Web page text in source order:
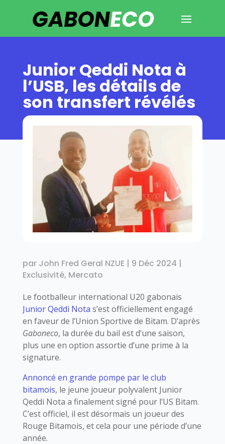
Junior Qeddi Nota à
l’USB, les détails de
son transfert révélés
par John Fred Geral NZUE | 9 Déc 2024 |
Exclusivité, Mercato
Le footballeur international U20 gabonais
Junior Qeddi Nota s’est officiellement engagé
en faveur de l’Union Sportive de Bitam. D’après
Gaboneco, la durée du bail est d’une saison,
plus une en option assortie d’une prime à la
signature.
Annoncé en grande pompe par le club
bitamois, le jeune joueur polyvalent Junior
Qeddi Nota a finalement signé pour l’US Bitam.
C’est officiel, il est désormais un joueur des
Rouge Bitamois, et cela pour une période d’une
année.